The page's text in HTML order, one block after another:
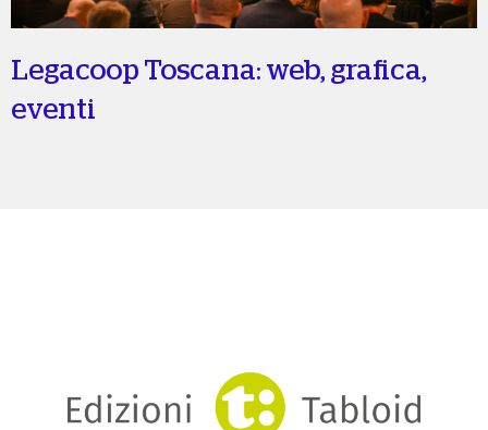
Legacoop Toscana: web, grafica,
eventi